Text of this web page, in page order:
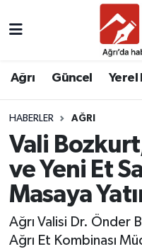
Ağrı Güncel Yerel
HABERLER AĞRI
Vali
ve Yeni Et
Masaya
Ağrı Valisi Dr. Önder
Ağrı Et Kombinası
Hava Durumu
Tüm Manşetler
Son Dakika
Haber Arşivi